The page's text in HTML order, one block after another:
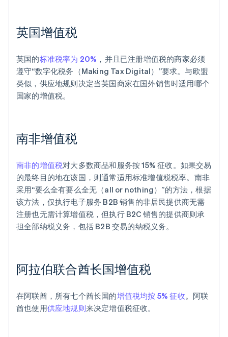
英国增值税
英国的标准税率为 20% ，并且已注册增值税的商家必须
遵守“数字化税务（Making Tax Digital）”要求。与欧盟
类似，供应地规则决定当英国商家在国外销售时适用哪个
国家的增值税。
南非增值税
南非的增值税对大多数商品和服务按 15% 征收。如果交易
的最终目的地在该国，则通常适用标准增值税税率。南非
采用“要么全有要么全无（all or nothing）”的方法，根据
该方法，仅执行电子服务 B2B 销售的非居民提供商无需
注册也无需计算增值税，但执行 B2C 销售的提供商则承
担全部纳税义务，包括 B2B 交易的纳税义务。
阿拉伯联合酋长国增值税
在阿联酋，所有七个酋长国的增值税均按 5% 征收。阿联
酋也使用供应地规则来决定增值税征收。